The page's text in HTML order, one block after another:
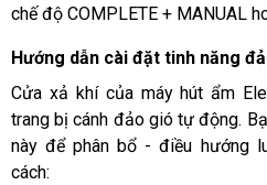
chế độ COMPLETE + MANUAL
Hướng dẫn cài đặt tinh năng
Cửa xả khí của máy hút ẩm
trang bị cánh đảo gió tự động.
này để phân bổ - điều hướng
cách: